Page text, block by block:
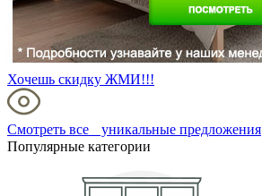
Хочешь скидку ЖМИ!!!
Смотреть все уникальные предложения
Популярные категории